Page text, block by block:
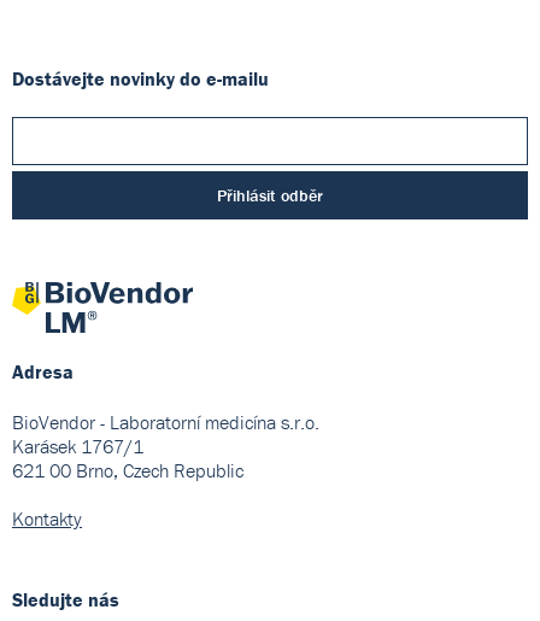
Dostávejte novinky do e-mailu
Přihlásit odběr
Adresa
BioVendor - Laboratorní medicína s.r.o.
Karásek 1767/1
621 00 Brno, Czech Republic
Kontakty
Sledujte nás